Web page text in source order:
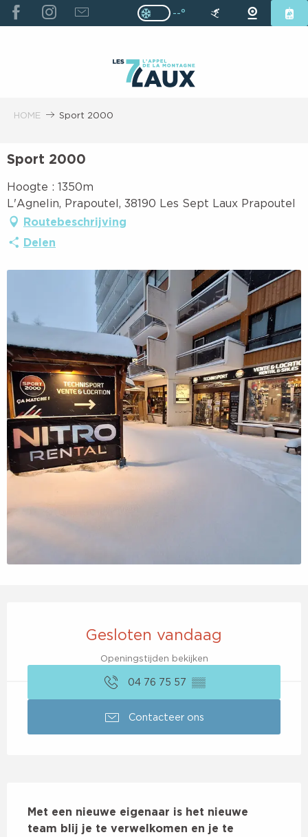
ALLER
AU
Page D’accueil Actuelle Hiver :
Page D’accueil Actuelle
--°
HOME Sport 2000
Sport 2000
Hoogte : 1350m
L'Agnelin, Prapoutel, 38190 Les Sept Laux Prapoutel
Routebeschrijving
Delen
Gesloten vandaag
Openingstijden bekijken
04 76 75 57 ▒▒
Contacteer ons
Met een nieuwe eigenaar is het nieuwe
team blij je te verwelkomen en je te